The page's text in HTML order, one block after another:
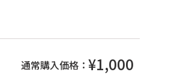
通常購入価格： ¥1,000